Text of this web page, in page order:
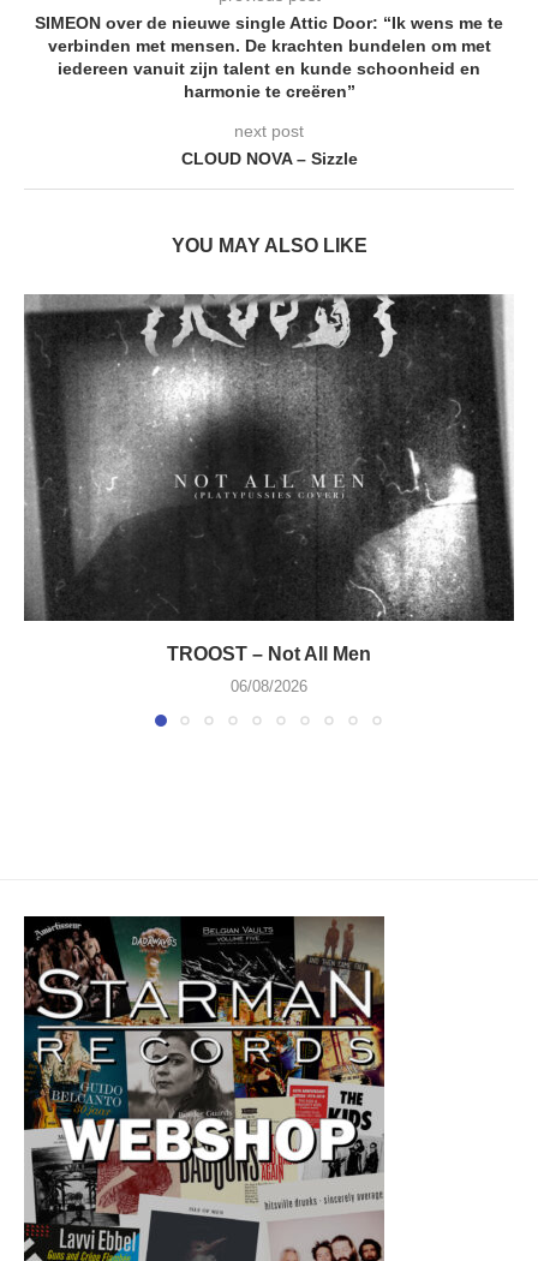
SIMEON over de nieuwe single Attic Door: “Ik wens me te
verbinden met mensen. De krachten bundelen om met
iedereen vanuit zijn talent en kunde schoonheid en
harmonie te creëren”
next post
CLOUD NOVA – Sizzle
YOU MAY ALSO LIKE
TROOST – Not All Men
06/08/2026